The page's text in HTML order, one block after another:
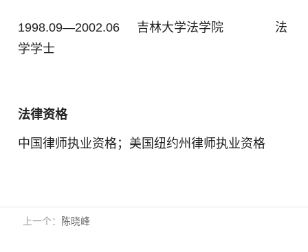
1998.09—2002.06 吉林大学法学院
法
学学士
法律资格
中国律师执业资格；美国纽约州律师执业资格
上一个： 陈晓峰